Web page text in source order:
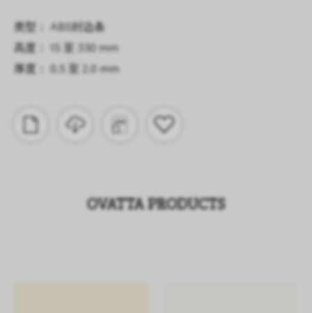
类型： ABS封边条
高度： 15 至 330 mm
厚度： 0.5 至 2.0 mm
OVATTA PRODUCTS